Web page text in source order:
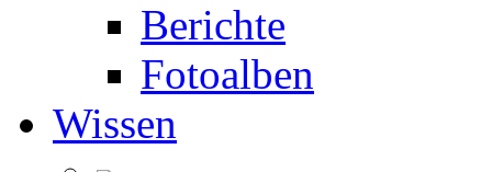
Berichte
Fotoalben
Wissen